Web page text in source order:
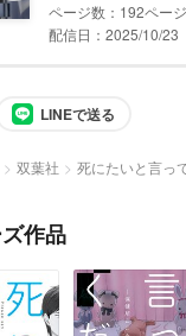
192
配信日：2025/10/23
LINEで送る
双葉社 死にたいと言っ
作品